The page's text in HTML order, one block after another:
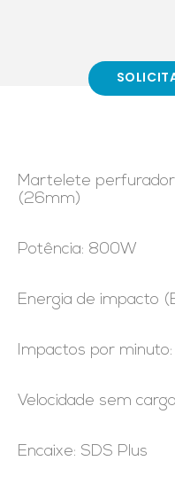
Martelete perfurador
(26mm)
Potência: 800W
Energia de impacto
Impactos por
Velocidade sem
Encaixe: SDS Plus